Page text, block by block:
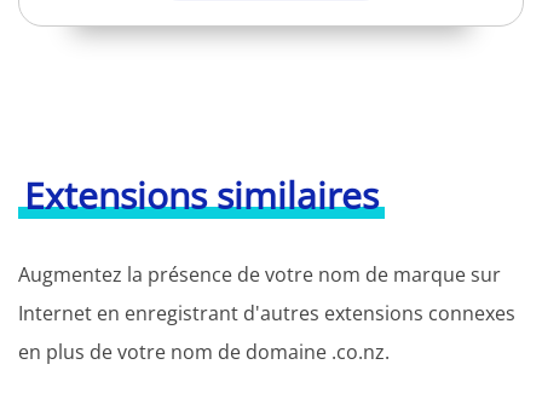
Extensions similaires
Augmentez la présence de votre nom de marque sur
Internet en enregistrant d'autres extensions connexes
en plus de votre nom de domaine .co.nz.